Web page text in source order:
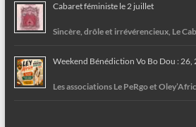
Cabaret féministe le 2 juillet
Sincère, drôle et irrévérencieux, Le
Weekend Bénédiction Vo Bo Dou : 26,
Les associations Le PeRgo et